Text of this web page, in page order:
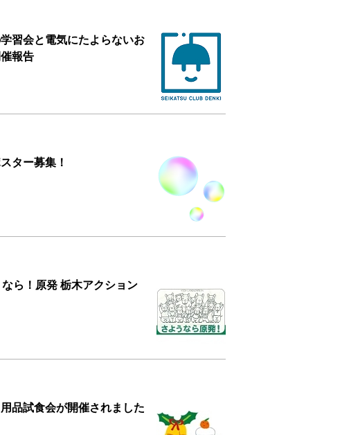
習会と電気にたよらないお
報告
ター募集！
ら！原発 栃木アクション
品試食会が開催されました